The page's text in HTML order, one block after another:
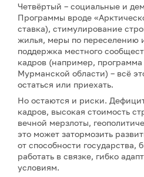
Четвёртый – социальные и
Программы вроде
ставка), стимулирование
жилья, меры по переселению
поддержка местного
кадров (например,
Мурманской области) – всё
остаться или приехать.
Но остаются и риски.
кадров, высокая стоимость
вечной мерзлоты,
это может затормозить
от способности государства,
работать в связке, гибко
условиям.